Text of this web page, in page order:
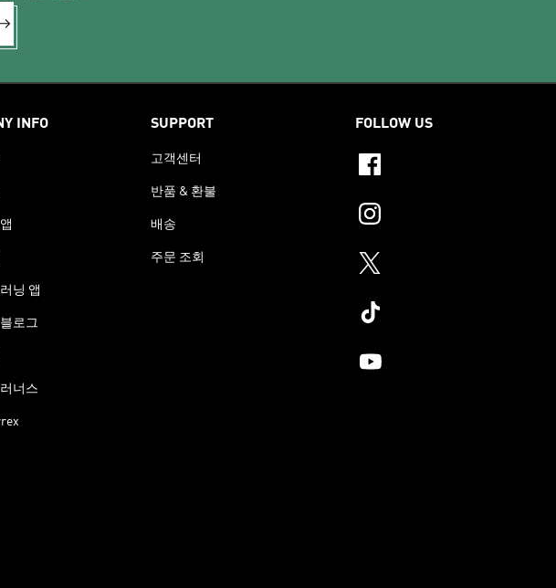
INFO
닝 앱
로그
너스
SUPPORT
고객센터
반품 & 환불
배송
주문 조회
FOLLOW US